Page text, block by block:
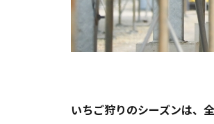
【い
なべ
ちり
あフ
いちご狩りのシーズンは、